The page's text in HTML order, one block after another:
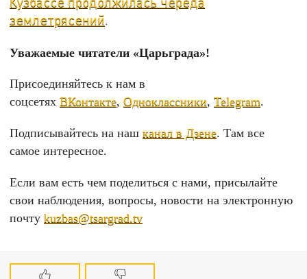
землетрясений.
Уважаемые читатели «Царьграда»!
Присоединяйтесь к нам в
соцсетяхВКонтакте,Одноклассники,Telegram.
Подписывайтесь на нашканал в Дзене. Там все
самое интересное.
Если вам есть чем поделиться с нами, присылайте
свои наблюдения, вопросы, новости на электронную
почтуkuzbas@tsargrad.tv